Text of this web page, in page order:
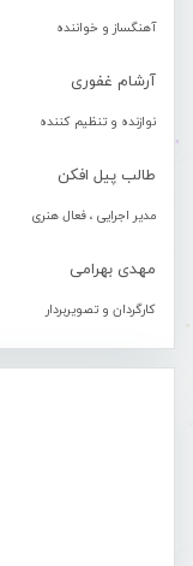
آهنگساز و خواننده
آرشام غفوری
نوازنده و تنظیم کننده
طالب پیل افکن
مدیر اجرایی ، فعال هنری
مهدی بهرامی
کارگردان و تصویربردار